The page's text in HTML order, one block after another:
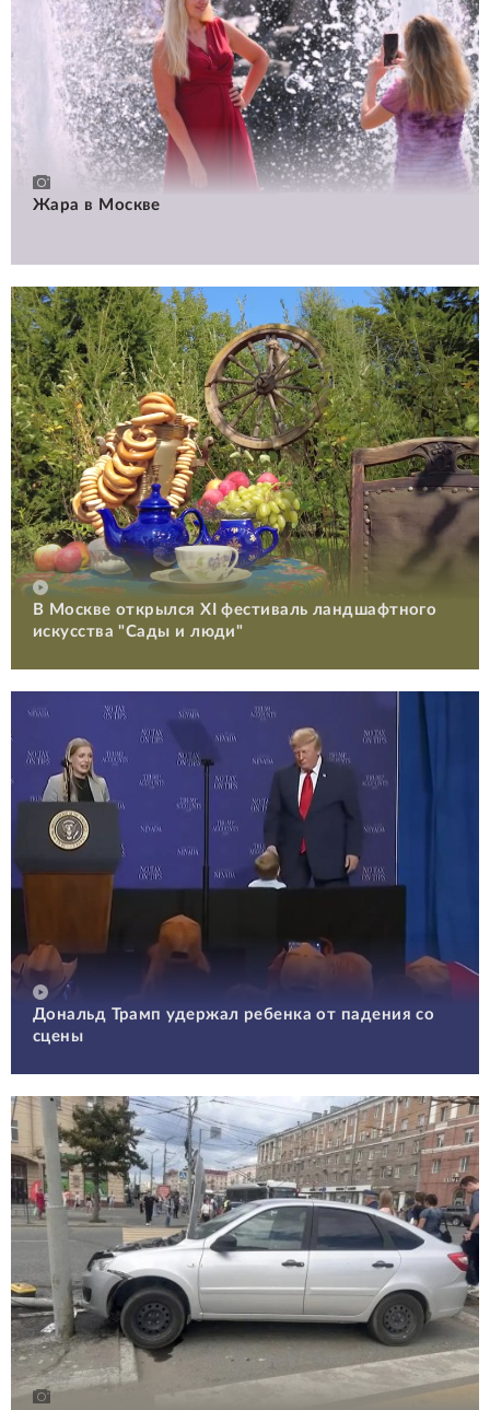
Жара в Москве
В Москве открылся XI фестиваль ландшафтного
искусства "Сады и люди"
Дональд Трамп удержал ребенка от падения со
сцены